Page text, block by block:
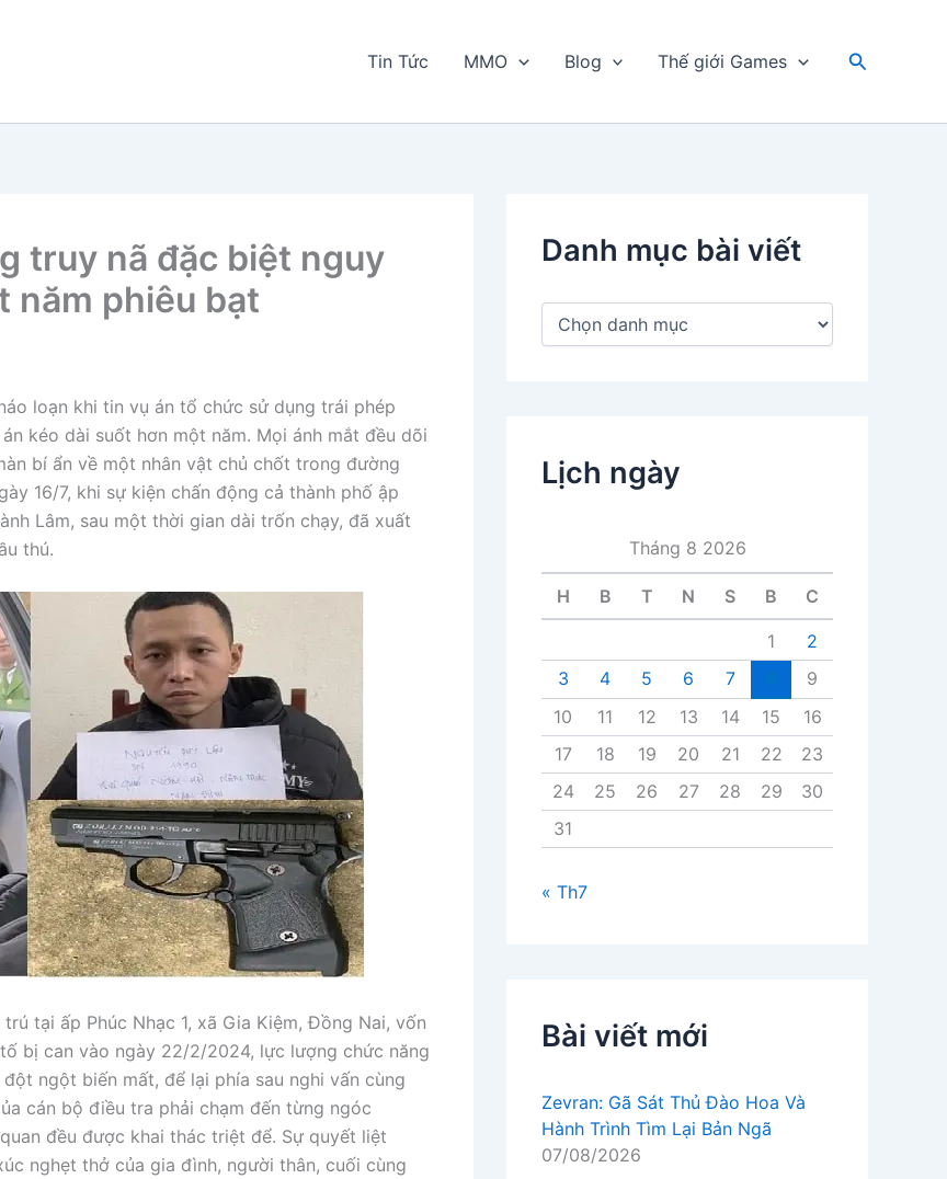
Tin Tức MMO Blog Thế giới Games
Tìm
truy nã đặc biệt nguy
năm phiêu bạt
loạn khi tin vụ án tổ chức sử dụng trái phép
kéo dài suốt hơn một năm. Mọi ánh mắt đều dõi
bí ẩn về một nhân vật chủ chốt trong đường
16/7, khi sự kiện chấn động cả thành phố ập
Lâm, sau một thời gian dài trốn chạy, đã xuất
thú.
tại ấp Phúc Nhạc 1, xã Gia Kiệm, Đồng Nai, vốn
bị can vào ngày 22/2/2024, lực lượng chức năng
ngột biến mất, để lại phía sau nghi vấn cùng
cán bộ điều tra phải chạm đến từng ngóc
đều được khai thác triệt để. Sự quyết liệt
nghẹt thở của gia đình, người thân, cuối cùng
Danh mục bài viết
D
b
à
ế
Lịch ngày
Tháng 8 2026
H B T N S B C
1
2
3
4 5 6 7
9
10
11 12 13 14 15
16
17
18 19 20 21 22
23
24
25 26 27 28 29
30
31
« Th7
Bài viết mới
Zevran: Gã Sát Thủ Đào Hoa Và
Hành Trình Tìm Lại Bản Ngã
07/08/2026